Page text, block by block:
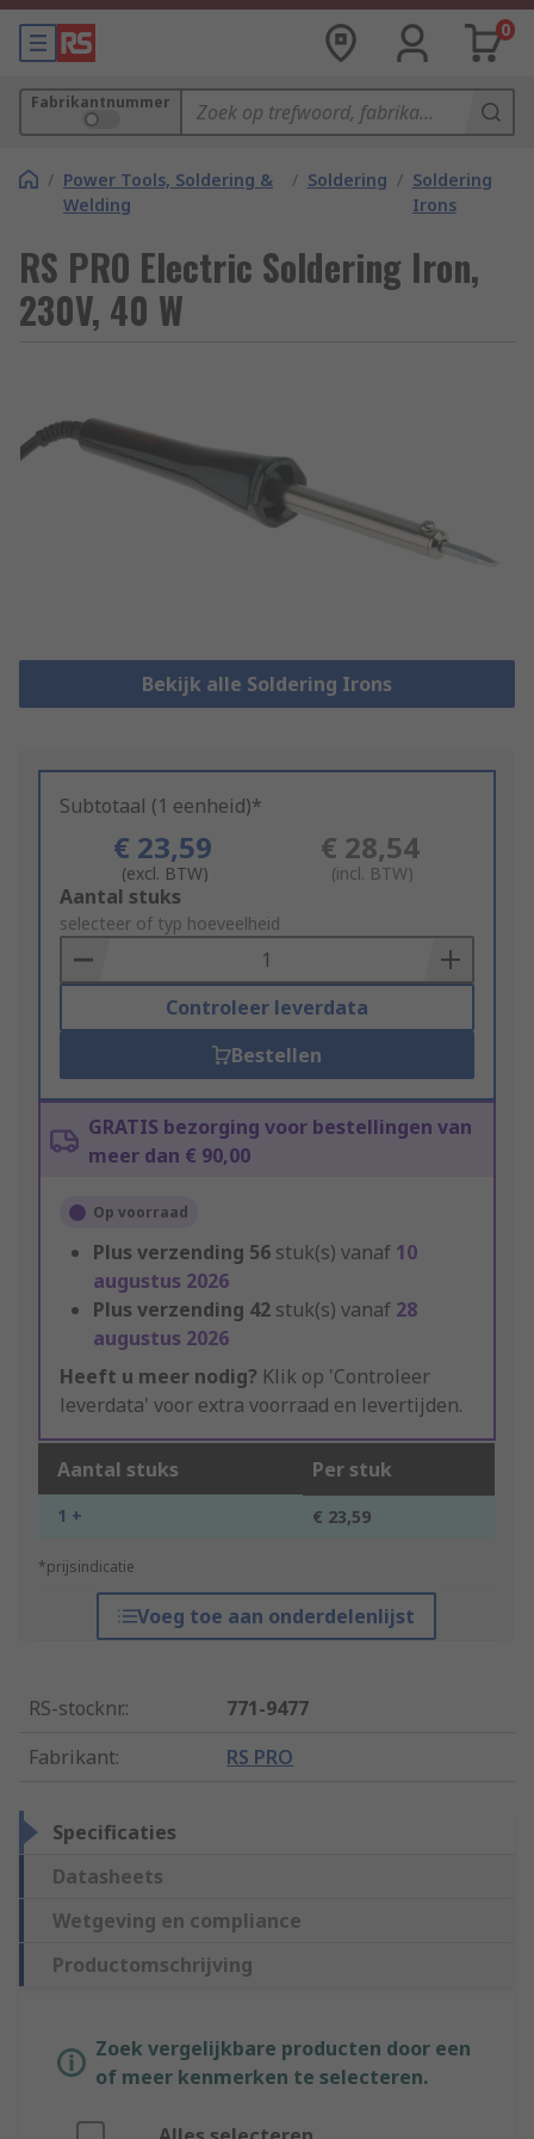
0
Fabrikantnummer
/ Power Tools, Soldering &
Welding
/ Soldering / Soldering
Irons
RS PRO Electric Soldering Iron,
230V, 40 W
Bekijk alle Soldering Irons
Subtotaal (1 eenheid)*
€ 23,59
(excl. BTW)
€ 28,54
(incl. BTW)
Add
to
Basket
Aantal stuks
selecteer of typ hoeveelheid
Controleer leverdata
Bestellen
GRATIS bezorging voor bestellingen van
meer dan € 90,00
Op voorraad
Plus verzending 56 stuk(s) vanaf 10
augustus 2026
Plus verzending 42 stuk(s) vanaf 28
augustus 2026
Heeft u meer nodig? Klik op 'Controleer
leverdata' voor extra voorraad en levertijden.
Aantal stuks Per stuk
1 + € 23,59
*prijsindicatie
Voeg toe aan onderdelenlijst
RS-stocknr.:
771-9477
Fabrikant: RS PRO
Specificaties
Datasheets
Wetgeving en compliance
Productomschrijving
Zoek vergelijkbare producten door een
of meer kenmerken te selecteren.